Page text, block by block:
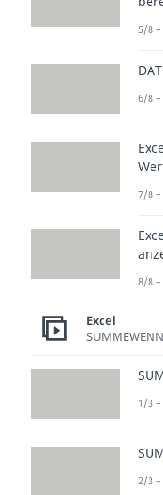
3.
Wenn
Spalten
sein
die
5/8
6/8 –
7/8 –
8/8 –
Excel
1/3
2/3 –